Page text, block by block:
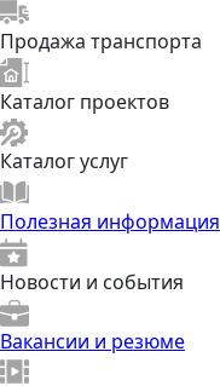
Продажа транспорта
Каталог проектов
Каталог услуг
Полезная информация
Новости и события
Вакансии и резюме